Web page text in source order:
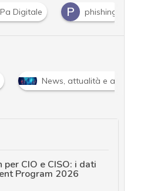
Pa Digitale P phishing
News, attualità e analisi
CIO e CISO: i dati
Program 2026